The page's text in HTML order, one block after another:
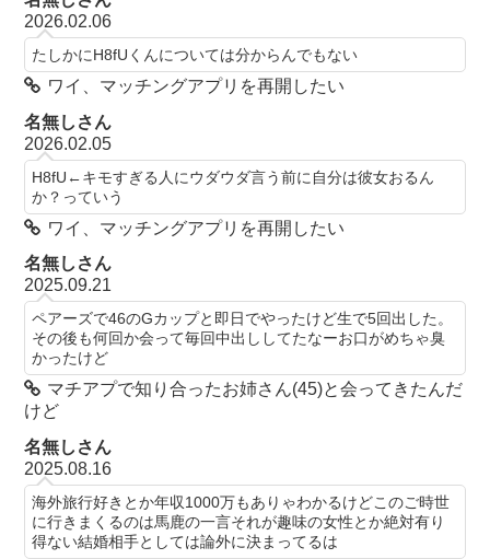
2026.02.06
たしかにH8fUくんについては分からんでもない
ワイ、マッチングアプリを再開したい
名無しさん
2026.02.05
H8fU←キモすぎる人にウダウダ言う前に自分は彼女おるん
か？っていう
ワイ、マッチングアプリを再開したい
名無しさん
2025.09.21
ペアーズで46のGカップと即日でやったけど生で5回出した。
その後も何回か会って毎回中出ししてたなーお口がめちゃ臭
かったけど
マチアプで知り合ったお姉さん(45)と会ってきたんだ
けど
名無しさん
2025.08.16
海外旅行好きとか年収1000万もありゃわかるけどこのご時世
に行きまくるのは馬鹿の一言それが趣味の女性とか絶対有り
得ない結婚相手としては論外に決まってるは